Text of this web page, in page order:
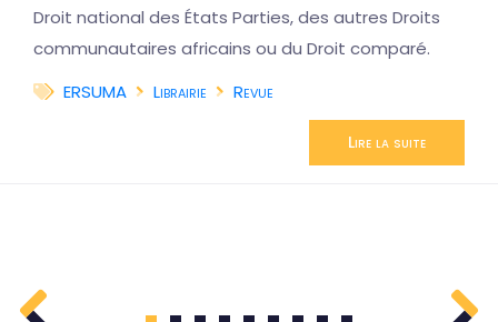
Droit national des États Parties, des autres Droits
communautaires africains ou du Droit comparé.
ERSUMA
Librairie Revue
Lire la suite